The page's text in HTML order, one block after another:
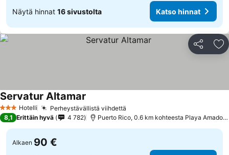
Näytä hinnat 16 sivustolta Katso hinnat
Jaa
3 Tähtiluokitus
Hotelli Perheystävällistä viihdettä
Servatur Altamar
8,1 Erittäin hyvä 4 782 Puerto Rico, 0.6 km kohteesta Playa Amadores
Alkaen 90 €